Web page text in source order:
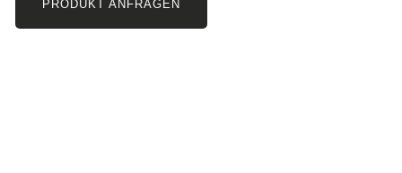
PRODUKT ANFRAGEN